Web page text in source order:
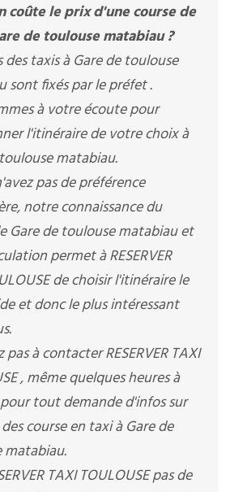
coûte le prix d'une course de
de toulouse matabiau ?
des taxis à Gare de toulouse
sont fixés par le préfet .
à votre écoute pour
l'itinéraire de votre choix à
matabiau.
pas de préférence
notre connaissance du
Gare de toulouse matabiau et
permet à RESERVER
de choisir l'itinéraire le
et donc le plus intéressant
pas à contacter RESERVER TAXI
, même quelques heures à
tout demande d'infos sur
course en taxi à Gare de
matabiau.
TAXI TOULOUSE pas de